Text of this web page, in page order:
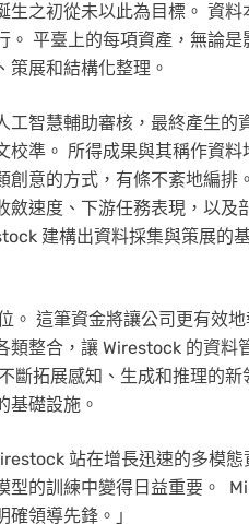
之初從未以此為目標。 資
平臺上的每項資產，無論
策展和結構化整理。
智慧輔助審核，最終產生的
準。 所得成果與其稱作資料
意的方式，有條不紊地編排
速度、下游任務表現，以及
建構出資料採集與策展的
。 這筆資金將讓公司更有效
整合，讓 Wirestock 的資料
斷拓展感知、生成和推理的
基礎設施。
站在增長迅速的多模態
型的訓練中變得日益重要。
領導先鋒。」